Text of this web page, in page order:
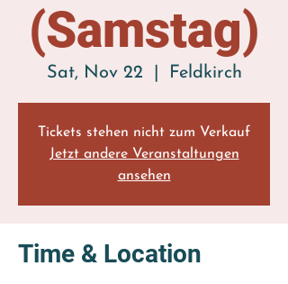
(Samstag)
Sat, Nov 22 Feldkirch
Tickets stehen nicht zum Verkauf
Jetzt andere Veranstaltungen
ansehen
Time & Location